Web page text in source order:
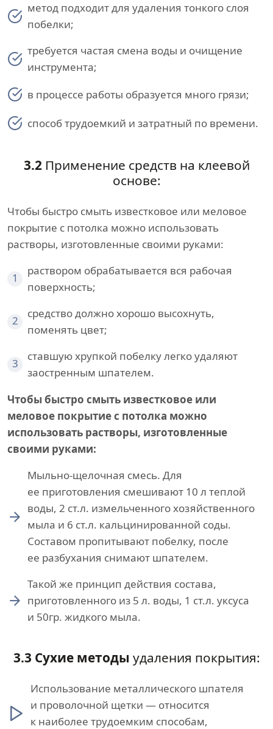
метод подходит для удаления тонкого слоя
побелки;
требуется частая смена воды и очищение
инструмента;
в процессе работы образуется много грязи;
способ трудоемкий и затратный по времени.
3.2Применение средств на клеевой
основе:
Чтобы быстро смыть известковое или меловое
покрытие с потолка можно использовать
растворы, изготовленные своими руками:
1
раствором обрабатывается вся рабочая
поверхность;
2
средство должно хорошо высохнуть,
поменять цвет;
3
ставшую хрупкой побелку легко удаляют
заостренным шпателем.
Чтобы быстро смыть известковое или
меловое покрытие с потолка можно
использовать растворы, изготовленные
своими руками:
Мыльно-щелочная смесь. Для
ее приготовления смешивают 10 л теплой
воды, 2 ст.л. измельченного хозяйственного
мыла и 6 ст.л. кальцинированной соды.
Составом пропитывают побелку, после
ее разбухания снимают шпателем.
Такой же принцип действия состава,
приготовленного из 5 л. воды, 1 ст.л. уксуса
и 50гр. жидкого мыла.
3.3 Сухие методы удаления покрытия:
Использование металлического шпателя
и проволочной щетки — относится
к наиболее трудоемким способам,